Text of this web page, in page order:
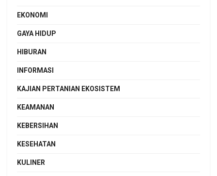
EKONOMI
GAYA HIDUP
HIBURAN
INFORMASI
KAJIAN PERTANIAN EKOSISTEM
KEAMANAN
KEBERSIHAN
KESEHATAN
KULINER